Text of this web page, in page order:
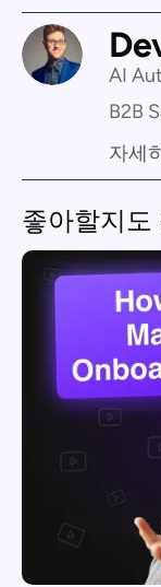
AI
B2B
자세
좋아할지도